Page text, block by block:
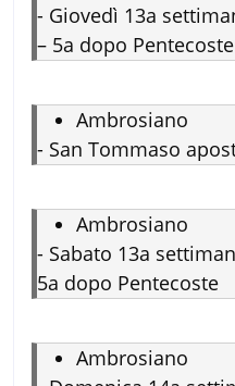
- Giovedì 13a
– 5a dopo Pentecoste
Ambrosiano
- San Tommaso
Ambrosiano
- Sabato 13a
5a dopo Pentecoste
Ambrosiano